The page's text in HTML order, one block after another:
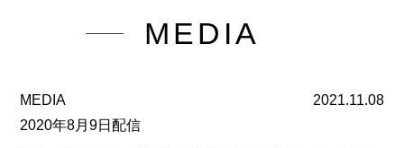
MEDIA
MEDIA
2021.11.08
2020年8月9日配信